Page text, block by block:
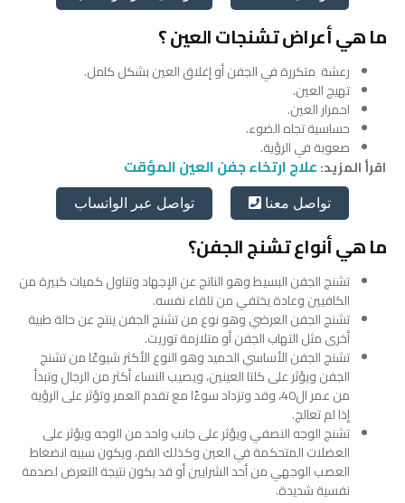
ما هي أعراض تشنجات العين ؟
رعشة متكررة في الجفن أو إغلاق العين بشكل كامل.
تهيج العين.
احمرار العين.
حساسية تجاه الضوء.
صعوبة في الرؤية.
اقرأ المزيد:علاج ارتخاء جفن العين المؤقت
تواصل معنا تواصل عبر الواتساب
ما هي أنواع تشنج الجفن؟
تشنج الجفن البسيط وهو الناتج عن الإجهاد وتناول كميات كبيرة من
الكافيين وعادة يختفي من تلقاء نفسه.
تشنج الجفن العرضي وهو نوع من تشنج الجفن ينتج عن حالة طبية
أخرى مثل التهاب الجفن أو متلازمة توريت.
تشنج الجفن الأساسي الحميد وهو النوع الأكثر شيوعًا من تشنج
الجفن ويؤثر على كلتا العينين، ويصيب النساء أكثر من الرجال وتبدأ
من عمر ال40، وقد وتزداد سوءًا مع تقدم العمر وتؤثر على الرؤية
إذا لم تعالج.
تشنج الوجه النصفي ويؤثر على جانب واحد من الوجه ويؤثر على
العضلات المتحكمة في العين وكذلك الفم، ويكون سببه انضغاط
العصب الوجهي من أحد الشرايين أو قد يكون نتيجة التعرض لصدمة
نفسية شديدة.